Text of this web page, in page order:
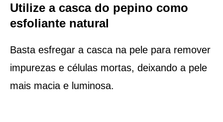
Utilize a casca do pepino como
esfoliante natural
Basta esfregar a casca na pele para remover
impurezas e células mortas, deixando a pele
mais macia e luminosa.